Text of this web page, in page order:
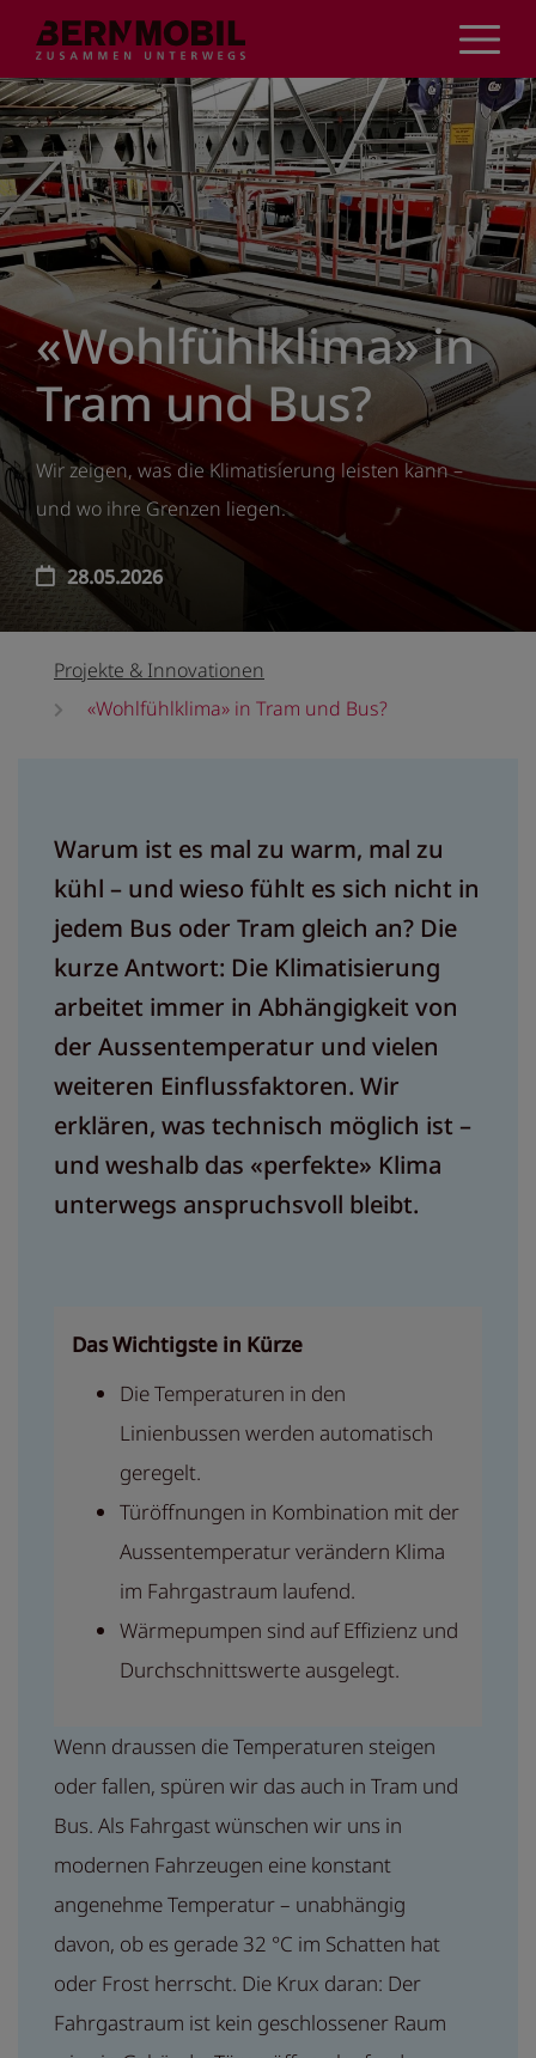
Inhalt
«Wohlfühlklima» in
Tram und Bus?
Wir zeigen, was die Klimatisierung leisten kann –
und wo ihre Grenzen liegen.
28.05.2026
Projekte & Innovationen
«Wohlfühlklima» in Tram und Bus?
Warum ist es mal zu warm, mal zu
kühl – und wieso fühlt es sich nicht in
jedem Bus oder Tram gleich an? Die
kurze Antwort: Die Klimatisierung
arbeitet immer in Abhängigkeit von
der Aussentemperatur und vielen
weiteren Einflussfaktoren. Wir
erklären, was technisch möglich ist –
und weshalb das «perfekte» Klima
unterwegs anspruchsvoll bleibt.
Wenn draussen die Temperaturen steigen
oder fallen, spüren wir das auch in Tram und
Bus. Als Fahrgast wünschen wir uns in
modernen Fahrzeugen eine konstant
angenehme Temperatur – unabhängig
davon, ob es gerade 32 °C im Schatten hat
oder Frost herrscht. Die Krux daran: Der
Fahrgastraum ist kein geschlossener Raum
Das Wichtigste in Kürze
Die Temperaturen in den
Linienbussen werden automatisch
geregelt.
Türöffnungen in Kombination mit der
Aussentemperatur verändern Klima
im Fahrgastraum laufend.
Wärmepumpen sind auf Effizienz und
Durchschnittswerte ausgelegt.